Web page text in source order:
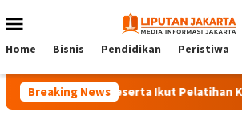
to
Menu
Home Bisnis Pendidikan Peristiwa
Breaking News
140 Peserta Ikut Pelatihan Kerja